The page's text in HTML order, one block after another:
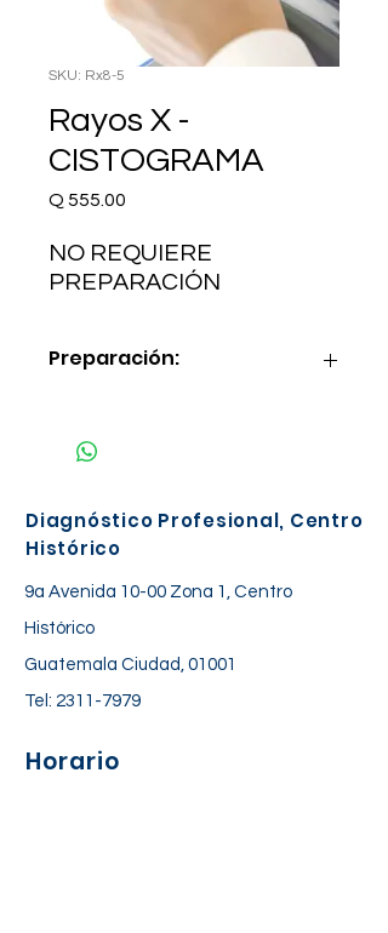
SKU: Rx8-5
Rayos X -
CISTOGRAMA
Q 555.00
NO REQUIERE
PREPARACIÓN
Preparación:
Diagnóstico Profesional, Centro
Histórico
9a Avenida 10-00 Zona 1, Centro
Histórico
Guatemala Ciudad, 01001
Tel: 2311-7979
Horario